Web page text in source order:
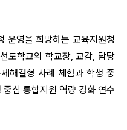
운영을 희망하는 교육지원청
도학교의 학교장, 교감, 담당
해결형 사례 체험과 학생 중
심 통합지원 역량 강화 연수